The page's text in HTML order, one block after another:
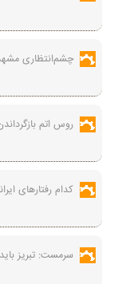
چشم‌انتظاری
روس اتم
کدام رفتارهای
سرمست: تبریز